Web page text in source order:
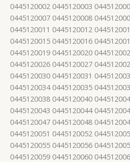
0445120002 0445120003
0445120007 0445120008
0445120011 0445120012
0445120015 0445120016
0445120019 0445120020
0445120026 0445120027
0445120030 0445120031
0445120034 0445120035
0445120038 0445120040
0445120043 0445120044
0445120047 0445120048
0445120051 0445120052
0445120055 0445120056
0445120059 0445120060